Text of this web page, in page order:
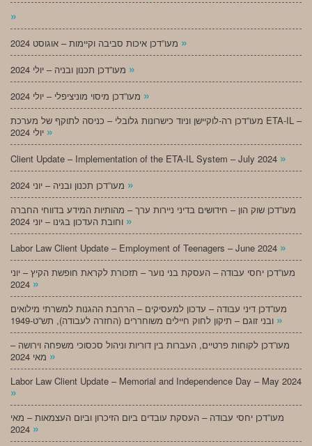
»
»
»
»
מעו”דכן רה-לוקיישן וניוד כישרונות גלובלי – כניסה לתוקף של מערכת ETA-IL –
»
Client Update – Implementation of the ETA-IL System – July 2024 »
»
מעו”דכן שוק הון – חידושים בדיני ניירות ערך – מהותיות המידע בדווחי החברה
»
Labor Law Client Update – Employment of Teenagers – June 2024 »
מעו”דכן יחסי עבודה – העסקת בני נוער – תזכורת לקראת חופשת הקיץ – יוני
»
מעו”דכן דיני עבודה – עדכון למעסיקים – הרחבת ההגנות למשרתי מילואים
»
מעו”דכן לקוחות פרטיים, העברות בין דוריות וניהול סכסוכי משפחה וירושה –
»
Labor Law Client Update – Memorial and Independence Day – May 2024
»
מעו”דכן יחסי עבודה – העסקת עובדים ביום הזיכרון וביום העצמאות – מאי
»